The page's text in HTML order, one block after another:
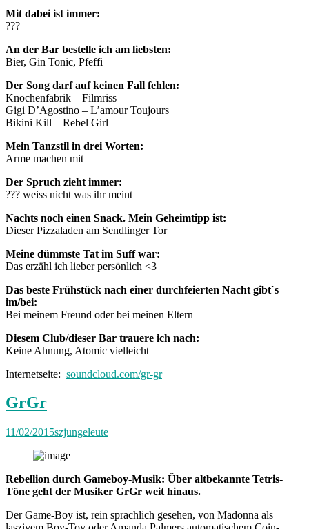
Mit dabei ist immer:
???
An der Bar bestelle ich am liebsten:
Bier, Gin Tonic, Pfeffi
Der Song darf auf keinen Fall fehlen:
Knochenfabrik – Filmriss
Gigi D’Agostino – L’amour Toujours
Bikini Kill – Rebel Girl
Mein Tanzstil in drei Worten:
Arme machen mit
Der Spruch zieht immer:
??? weiss nicht was ihr meint
Nachts noch einen Snack. Mein Geheimtipp ist:
Dieser Pizzaladen am Sendlinger Tor
Meine dümmste Tat im Suff war:
Das erzähl ich lieber persönlich <3
Das beste Frühstück nach einer durchfeierten Nacht gibt`s
im/bei:
Bei meinem Freund oder bei meinen Eltern
Diesem Club/dieser Bar trauere ich nach:
Keine Ahnung, Atomic vielleicht
Internetseite: soundcloud.com/gr-gr
GrGr
11/02/2015szjungeleute
Rebellion durch Gameboy-Musik: Über altbekannte Tetris-
Töne geht der Musiker GrGr weit hinaus.
Der Game-Boy ist, rein sprachlich gesehen, von Madonna als